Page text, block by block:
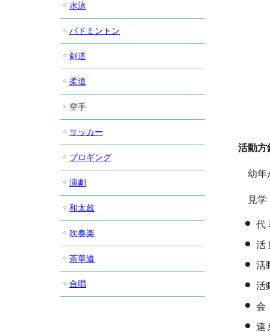
活動方
幼年
見学
代
活
活
活
会
連
水泳
バドミントン
剣道
柔道
空手
サッカー
プロギング
演劇
和太鼓
吹奏楽
茶華道
合唱